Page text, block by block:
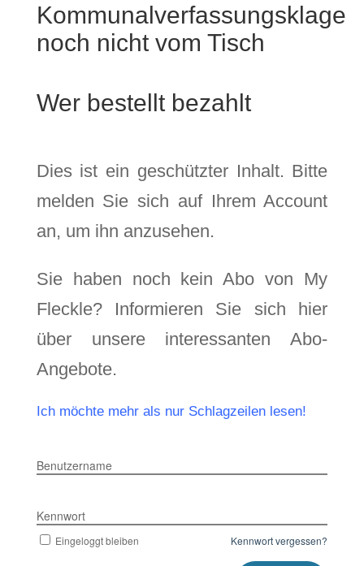
Kommunalverfassungsklage
noch nicht vom Tisch
Wer bestellt bezahlt
Dies ist ein geschützter Inhalt. Bitte
melden Sie sich auf Ihrem Account
an, um ihn anzusehen.
Sie haben noch kein Abo von My
Fleckle? Informieren Sie sich hier
über unsere interessanten Abo-
Angebote.
Ich möchte mehr als nur Schlagzeilen lesen!
Benutzername
Kennwort
Eingeloggt bleiben Kennwort vergessen?